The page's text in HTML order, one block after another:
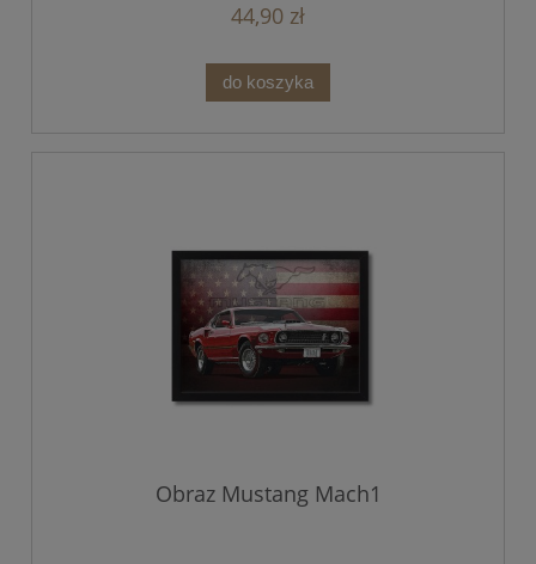
44,90 zł
do koszyka
Obraz Mustang Mach1